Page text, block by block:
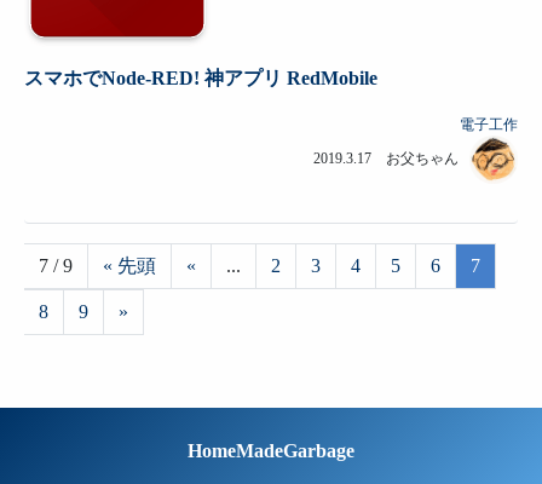
スマホでNode-RED! 神アプリ RedMobile
電子工作
2019.3.17 お父ちゃん
7 / 9 « 先頭 « ... 2 3 4 5 6 7
8 9 »
HomeMadeGarbage